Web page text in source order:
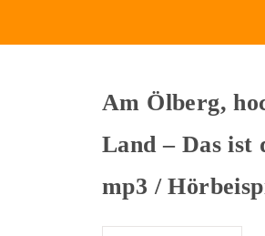
Am Ölberg,
Land – Das ist
mp3 /